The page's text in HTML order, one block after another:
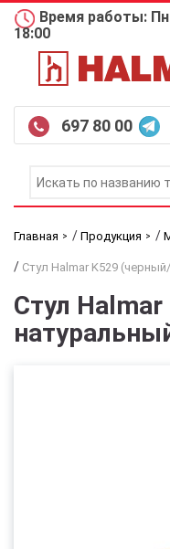
Время работы:
18:00
697 80 00
Главная / Продукция /
/ Стул Halmar K529
Стул